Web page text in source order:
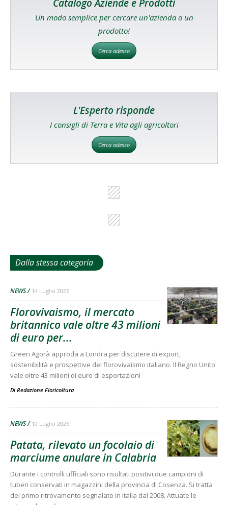
Catalogo Aziende e Prodotti
Un modo semplice per cercare un'azienda o un
prodotto!
Cerca adesso
L'Esperto risponde
I consigli di Terra e Vita agli agricoltori
Cerca adesso
Dalla stessa categoria
NEWS 14 Luglio 2026
Florovivaismo, il mercato
britannico vale oltre 43 milioni
di euro per...
Green Agorà approda a Londra per discutere di export,
sostenibilità e prospettive del florovivaismo italiano. Il Regno Unito
vale oltre 43 milioni di euro di esportazioni
Di Redazione Floricoltura
NEWS 10 Luglio 2026
Patata, rilevato un focolaio di
marciume anulare in Calabria
Durante i controlli ufficiali sono risultati positivi due campioni di
tuberi conservati in magazzini della provincia di Cosenza. Si tratta
del primo ritrovamento segnalato in Italia dal 2008. Attuate le